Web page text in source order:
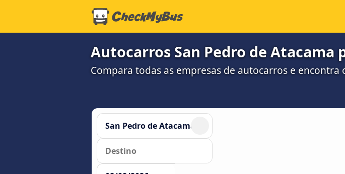
Autocarros San Pedro de Atacama
Compara todas as empresas de autocarros e